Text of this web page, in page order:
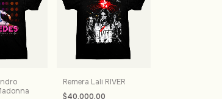
Remera Lali RIVER
$40.000,00